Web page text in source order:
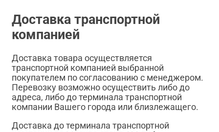
Доставка транспортной
компанией
Доставка товара осуществляется
транспортной компанией выбранной
покупателем по согласованию с менеджером.
Перевозку возможно осуществить либо до
адреса, либо до терминала транспортной
компании Вашего города или близлежащего.
Доставка до терминала транспортной